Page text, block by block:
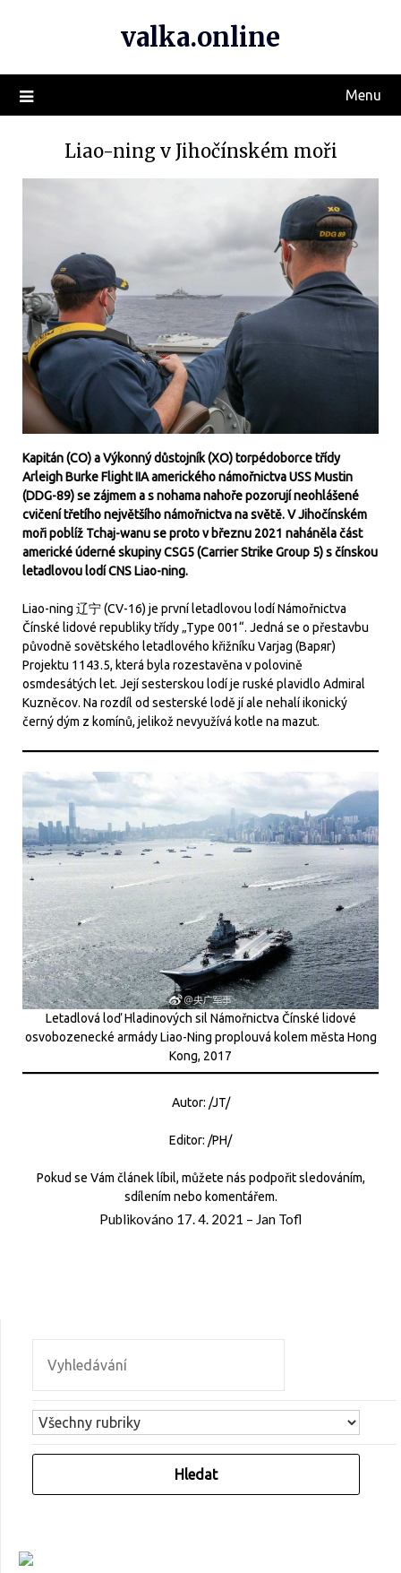
valka.online
Menu
Liao-ning v Jihočínském moři
Kapitán (CO) a Výkonný důstojník (XO) torpédoborce třídy
Arleigh Burke Flight IIA amerického námořnictva USS Mustin
(DDG-89) se zájmem a s nohama nahoře pozorují neohlášené
cvičení třetího největšího námořnictva na světě. V Jihočínském
moři poblíž Tchaj-wanu se proto v březnu 2021 naháněla část
americké úderné skupiny CSG5 (Carrier Strike Group 5) s čínskou
letadlovou lodí CNS Liao-ning.
Liao-ning 辽宁 (CV-16) je první letadlovou lodí Námořnictva
Čínské lidové republiky třídy „Type 001“. Jedná se o přestavbu
původně sovětského letadlového křižníku Varjag (Варяг)
Projektu 1143.5, která byla rozestavěna v polovině
osmdesátých let. Její sesterskou lodí je ruské plavidlo Admiral
Kuzněcov. Na rozdíl od sesterské lodě jí ale nehalí ikonický
černý dým z komínů, jelikož nevyužívá kotle na mazut.
Letadlová loď Hladinových sil Námořnictva Čínské lidové
osvobozenecké armády Liao-Ning proplouvá kolem města Hong
Kong, 2017
Autor: /JT/
Editor: /PH/
Pokud se Vám článek líbil, můžete nás podpořit sledováním,
sdílením nebo komentářem.
Publikováno 17. 4. 2021 – Jan Tofl